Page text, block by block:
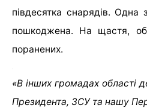
півдесятка снарядів. Одна
пошкоджена. На щастя,
поранених.
«В інших громадах області
Президента, ЗСУ та нашу